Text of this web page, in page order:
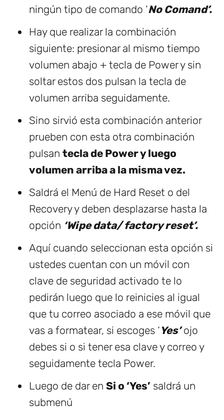
ningún tipo de comando ‘No Comand’.
Hay que realizar la combinación
siguiente: presionar al mismo tiempo
volumen abajo + tecla de Power y sin
soltar estos dos pulsan la tecla de
volumen arriba seguidamente.
Sino sirvió esta combinación anterior
prueben con esta otra combinación
pulsan tecla de Power y luego
volumen arriba a la misma vez.
Saldrá el Menú de Hard Reset o del
Recovery y deben desplazarse hasta la
opción ‘Wipe data/ factory reset’.
Aquí cuando seleccionan esta opción si
ustedes cuentan con un móvil con
clave de seguridad activado te lo
pedirán luego que lo reinicies al igual
que tu correo asociado a ese móvil que
vas a formatear, si escoges ‘ Yes’ojo
debes si o si tener esa clave y correo y
seguidamente tecla Power.
Luego de dar en Si o ‘Yes’ saldrá un
submenú